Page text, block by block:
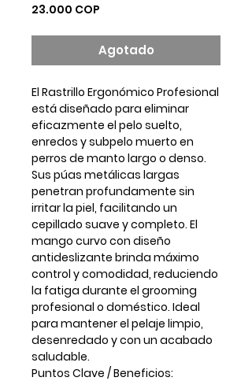
23.000 COP
Agotado
El Rastrillo Ergonómico Profesional
está diseñado para eliminar
eficazmente el pelo suelto,
enredos y subpelo muerto en
perros de manto largo o denso.
Sus púas metálicas largas
penetran profundamente sin
irritar la piel, facilitando un
cepillado suave y completo. El
mango curvo con diseño
antideslizante brinda máximo
control y comodidad, reduciendo
la fatiga durante el grooming
profesional o doméstico. Ideal
para mantener el pelaje limpio,
desenredado y con un acabado
saludable.
Puntos Clave / Beneficios: